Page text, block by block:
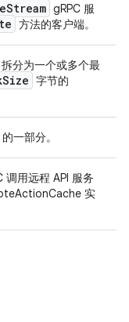
Stream gRPC 服
方法的客户端。
拆分为一个或多个最
Size 字节的
一部分。
调用远程 API 服务
实